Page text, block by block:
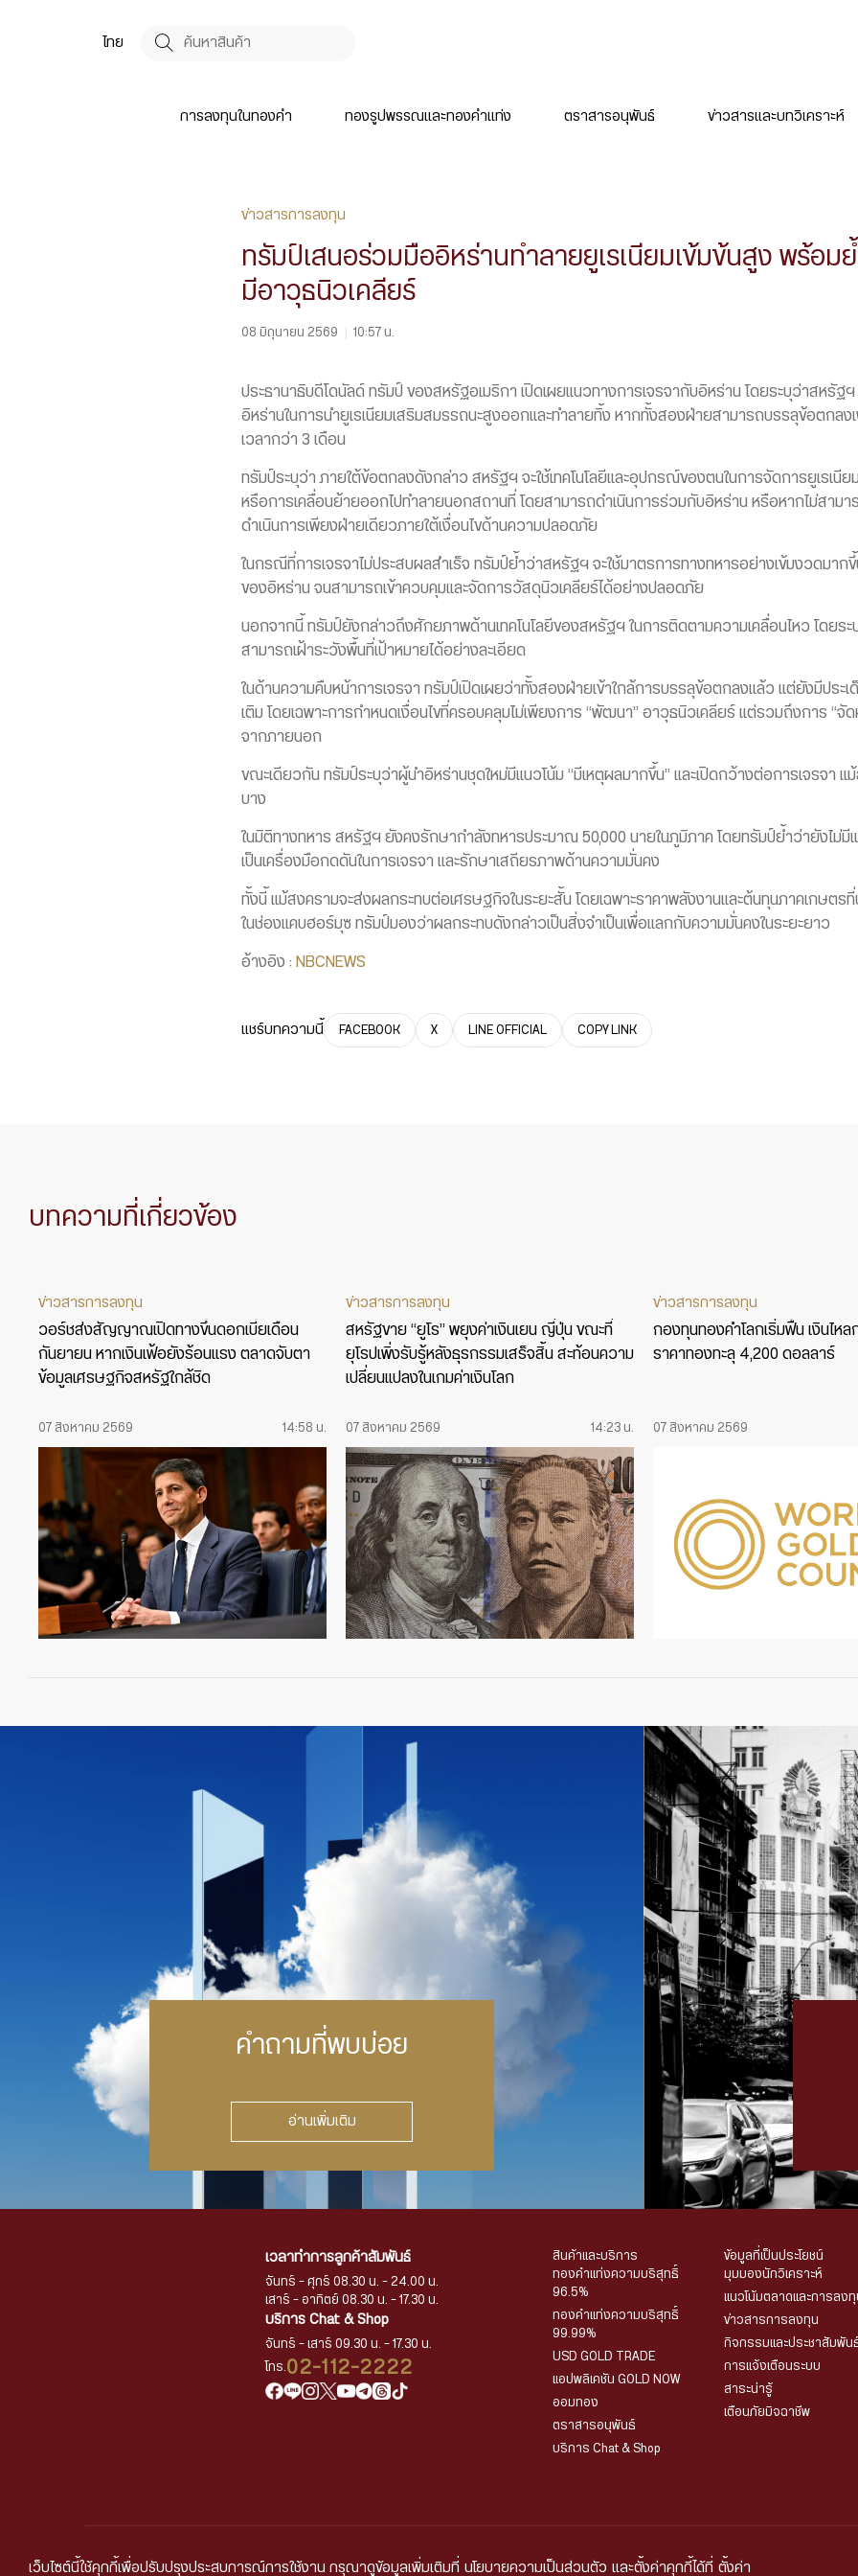
ไทย
การลงทุนในทองคำ ทองรูปพรรณและทองคำแท่ง ตราสารอนุพันธ์ ข่าวสารและบทวิเคราะห์
ข่าวสารการลงทุน
ทรัมป์เสนอร่วมมืออิหร่านทำลายยูเรเนียมเข้มข้นสูง พร้อม
มีอาวุธนิวเคลียร์
08 มิถุนายน 2569 10:57 น.
ประธานาธิบดีโดนัลด์ ทรัมป์ ของสหรัฐอเมริกา เปิดเผยแนวทางการเจรจากับอิหร่าน โดยระบุว่าสหรั
อิหร่านในการนำยูเรเนียมเสริมสมรรถนะสูงออกและทำลายทิ้ง หากทั้งสองฝ่ายสามารถบรรลุข้อตกลง
เวลากว่า 3 เดือน
ทรัมป์ระบุว่า ภายใต้ข้อตกลงดังกล่าว สหรัฐฯ จะใช้เทคโนโลยีและอุปกรณ์ของตนในการจัดการยูเรเนีย
หรือการเคลื่อนย้ายออกไปทำลายนอกสถานที่ โดยสามารถดำเนินการร่วมกับอิหร่าน หรือหากไม่สาม
ดำเนินการเพียงฝ่ายเดียวภายใต้เงื่อนไขด้านความปลอดภัย
ในกรณีที่การเจรจาไม่ประสบผลสำเร็จ ทรัมป์ย้ำว่าสหรัฐฯ จะใช้มาตรการทางทหารอย่างเข้มงวดมาก
ของอิหร่าน จนสามารถเข้าควบคุมและจัดการวัสดุนิวเคลียร์ได้อย่างปลอดภัย
นอกจากนี้ ทรัมป์ยังกล่าวถึงศักยภาพด้านเทคโนโลยีของสหรัฐฯ ในการติดตามความเคลื่อนไหว โดยร
สามารถเฝ้าระวังพื้นที่เป้าหมายได้อย่างละเอียด
ในด้านความคืบหน้าการเจรจา ทรัมป์เปิดเผยว่าทั้งสองฝ่ายเข้าใกล้การบรรลุข้อตกลงแล้ว แต่ยังมีปร
เติม โดยเฉพาะการกำหนดเงื่อนไขที่ครอบคลุมไม่เพียงการ “พัฒนา” อาวุธนิวเคลียร์ แต่รวมถึงการ “จั
จากภายนอก
ขณะเดียวกัน ทรัมป์ระบุว่าผู้นำอิหร่านชุดใหม่มีแนวโน้ม “มีเหตุผลมากขึ้น” และเปิดกว้างต่อการเจรจา
บาง
ในมิติทางทหาร สหรัฐฯ ยังคงรักษากำลังทหารประมาณ 50,000 นายในภูมิภาค โดยทรัมป์ย้ำว่ายังไม่มี
เป็นเครื่องมือกดดันในการเจรจา และรักษาเสถียรภาพด้านความมั่นคง
ทั้งนี้ แม้สงครามจะส่งผลกระทบต่อเศรษฐกิจในระยะสั้น โดยเฉพาะราคาพลังงานและต้นทุนภาคเกษต
ในช่องแคบฮอร์มุซ ทรัมป์มองว่าผลกระทบดังกล่าวเป็นสิ่งจำเป็นเพื่อแลกกับความมั่นคงในระยะยาว
อ้างอิง : NBCNEWS
แชร์บทความนี้ FACEBOOK X LINE OFFICIAL COPY LINK
บทความที่เกี่ยวข้อง
ข่าวสารการลงทุน
วอร์ชส่งสัญญาณเปิดทางขึ้นดอกเบี้ยเดือน
กันยายน หากเงินเฟ้อยังร้อนแรง ตลาดจับตา
ข้อมูลเศรษฐกิจสหรัฐใกล้ชิด
07 สิงหาคม 2569 14:58 น.
ข่าวสารการลงทุน
สหรัฐขาย “ยูโร” พยุงค่าเงินเยน ญี่ปุ่น ขณะที่
ยุโรปเพิ่งรับรู้หลังธุรกรรมเสร็จสิ้น สะท้อนความ
เปลี่ยนแปลงในเกมค่าเงินโลก
07 สิงหาคม 2569 14:23 น.
ข่าวสารการลงทุน
กองทุนทองคำโลกเริ่มฟื้น เงินไห
ราคาทองทะลุ 4,200 ดอลลาร์
07 สิงหาคม 2569
คำถามที่พบบ่อย
อ่านเพิ่มเติม
เวลาทำการลูกค้าสัมพันธ์
จันทร์ - ศุกร์ 08.30 น. - 24.00 น.
เสาร์ - อาทิตย์ 08.30 น. - 17.30 น.
บริการ Chat & Shop
จันทร์ - เสาร์ 09.30 น. - 17.30 น.
โทร.02-112-2222
สินค้าและบริการ
ทองคำแท่งความบริสุทธิ์
96.5%
ทองคำแท่งความบริสุทธิ์
99.99%
USD GOLD TRADE
แอปพลิเคชัน GOLD NOW
ออมทอง
ตราสารอนุพันธ์
บริการ Chat & Shop
ข้อมูลที่เป็นประโยชน์
มุมมองนักวิเคราะห์
แนวโน้มตลาดและการลงทุ
ข่าวสารการลงทุน
กิจกรรมและประชาสัมพัน
การแจ้งเตือนระบบ
สาระน่ารู้
เตือนภัยมิจฉาชีพ
เว็บไซต์นี้ใช้คุกกี้เพื่อปรับปรุงประสบการณ์การใช้งาน กรุณาดูข้อมูลเพิ่มเติมที่ นโยบายความเป็นส่วนตัว และตั้งค่าคุกกี้ได้ที่ ตั้งค่า